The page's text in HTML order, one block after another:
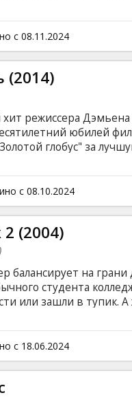
языках.
с 08.11.2024
режиссера
юбилей
глобус" за
Юношу замечает
Желание Эндрю
а безжалостный
дальше и дальше —
победителем из
с 08.10.2024
(2004)
балансирует на грани
студента
или зашли в тупик.
доктора Отто
латышском и русском
с 18.06.2024